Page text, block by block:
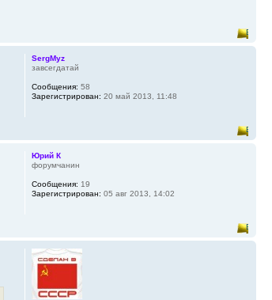
SergMyz
завсегдатай
Сообщения: 58
Зарегистрирован: 20 май 2013, 11:48
Юрий К
форумчанин
Сообщения: 19
Зарегистрирован: 05 авг 2013, 14:02